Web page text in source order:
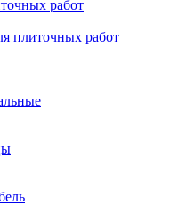
работ
плиточных работ